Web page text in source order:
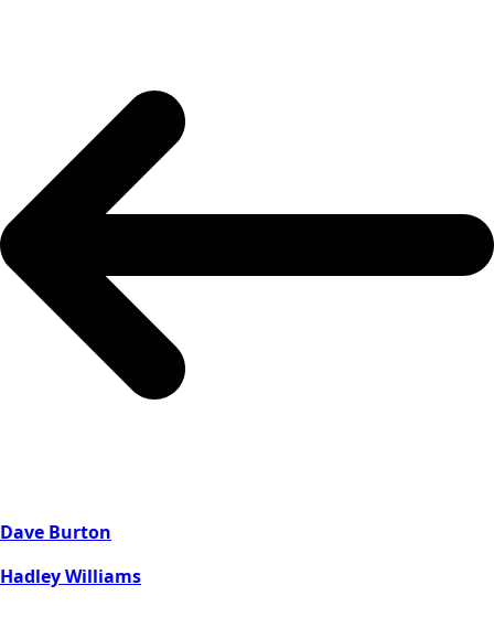
Dave Burton
Hadley Williams